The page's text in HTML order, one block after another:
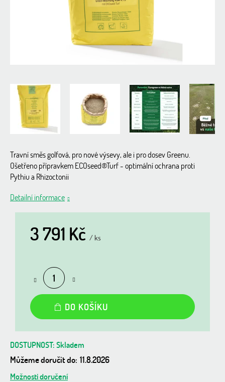
Travní směs golfová, pro nové výsevy, ale i pro dosev Greenu.
Ošetřeno přípravkem ECOseed®Turf - optimální ochrana proti
Pythiu a Rhizoctonii
Detailní informace
3 791 Kč / ks
DO KOŠÍKU
Skladem
Můžeme doručit do: 11.8.2026
Možnosti doručení